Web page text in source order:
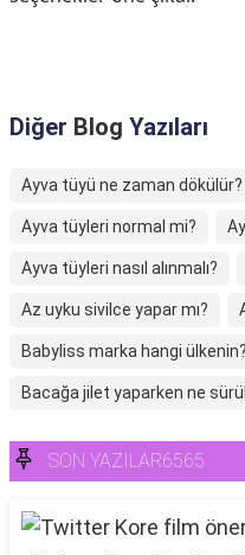
Diğer Blog Yazıları
Ayva tüyü ne zaman dökülür?
Ayva tüyleri normal mi?
Ayva tüyleri nasıl alınmalı?
Az uyku sivilce yapar mı?
Babyliss marka hangi ülkenin?
Bacağa jilet yaparken ne
SON YAZILAR6565